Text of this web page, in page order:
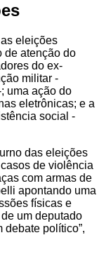
eleições
de atenção do
do ex-
militar -
uma ação do
eletrônicas; e a
social -
das eleições
de violência
com armas de
apontando uma
físicas e
um deputado
debate político”,